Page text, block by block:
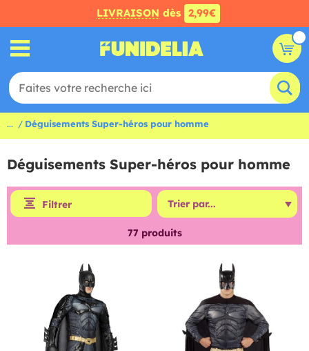
LIVRAISON dès 2,99€
... Déguisements Super-héros pour homme
Déguisements Super-héros pour homme
Filtrer
77 produits